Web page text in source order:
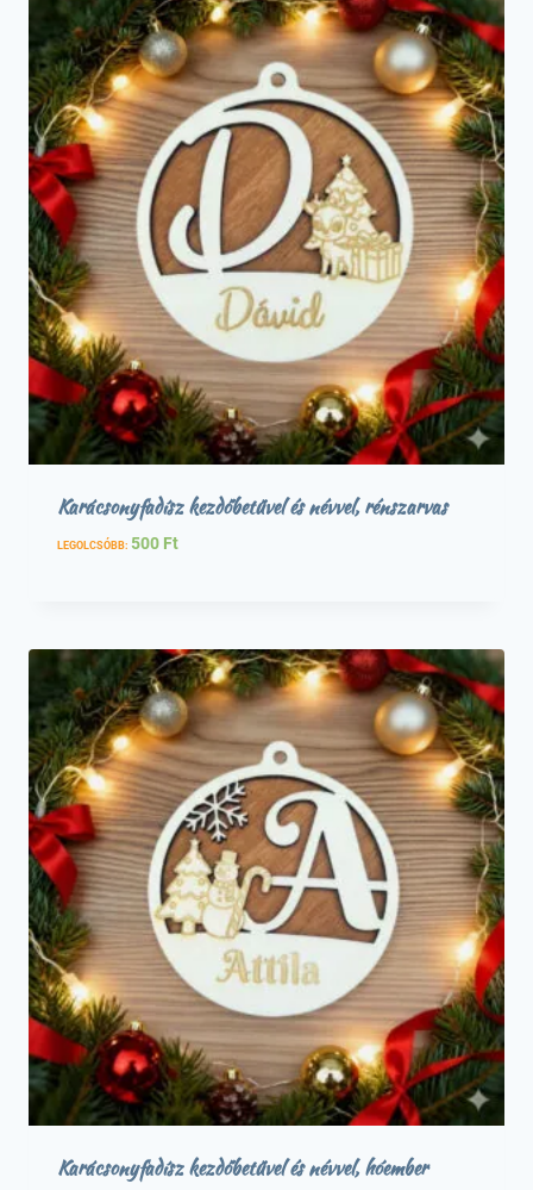
Karácsonyfadísz kezdőbetűvel és névvel, rénszarvas
LEGOLCSÓBB: 500 Ft
Karácsonyfadísz kezdőbetűvel és névvel, hóember